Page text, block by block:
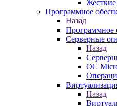
Программное
Назад
Программное
Серверные
Назад
ОС
Назад